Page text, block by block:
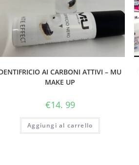
AI CARBONI ATTIVI – MU
MAKE UP
€14. 99
Aggiungi al carrello